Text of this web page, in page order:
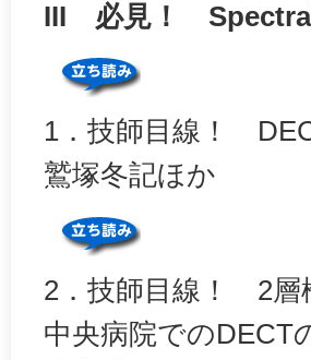
III 必見！ Spectral
1．技師目線！
鷲塚冬記ほか
2．技師目線！ 2層
中央病院でのDECT